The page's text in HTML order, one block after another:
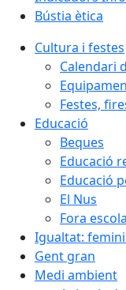
Bústia ètica
Cultura i festes
Calendari
Festes,
Educació
Beques
Educació
Educació
El Nus
Fora escola
Igualtat:
Gent gran
Medi ambient